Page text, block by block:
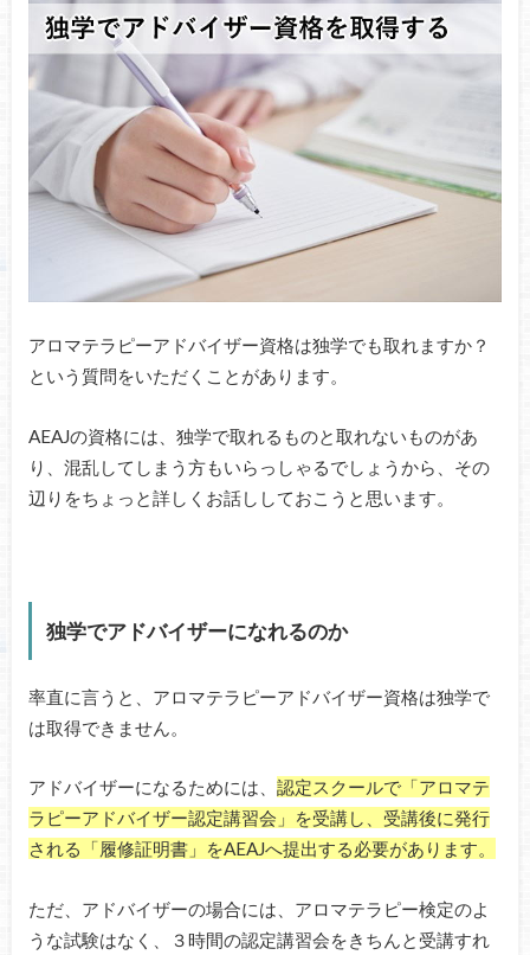
アロマテラピーアドバイザー資格は独学でも取れますか？
という質問をいただくことがあります。
AEAJの資格には、独学で取れるものと取れないものがあ
り、混乱してしまう方もいらっしゃるでしょうから、その
辺りをちょっと詳しくお話ししておこうと思います。
独学でアドバイザーになれるのか
率直に言うと、アロマテラピーアドバイザー資格は独学で
は取得できません。
アドバイザーになるためには、 認定スクールで「アロマテ
ラピーアドバイザー認定講習会」を受講し、受講後に発行
される「履修証明書」をAEAJへ提出する必要があります。
ただ、アドバイザーの場合には、アロマテラピー検定のよ
うな試験はなく、３時間の認定講習会をきちんと受講すれ